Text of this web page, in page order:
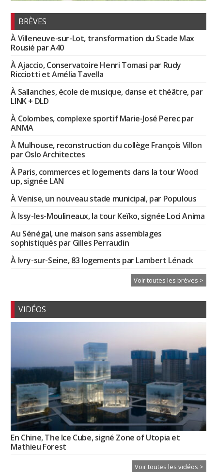
BRÈVES
À Villeneuve-sur-Lot, transformation du Stade Max
Rousié par A40
À Ajaccio, Conservatoire Henri Tomasi par Rudy
Ricciotti et Amélia Tavella
À Sallanches, école de musique, danse et théâtre, par
LINK + DLD
À Colombes, complexe sportif Marie-José Perec par
ANMA
À Mulhouse, reconstruction du collège François Villon
par Oslo Architectes
À Paris, commerces et logements dans la tour Wood
up, signée LAN
À Venise, un nouveau stade municipal, par Populous
À Issy-les-Moulineaux, la tour Keïko, signée Loci Anima
Au Sénégal, une maison sans assemblages
sophistiqués par Gilles Perraudin
À Ivry-sur-Seine, 83 logements par Lambert Lénack
Voir toutes les brèves >
VIDÉOS
En Chine, The Ice Cube, signé Zone of Utopia et
Mathieu Forest
Voir toutes les vidéos >